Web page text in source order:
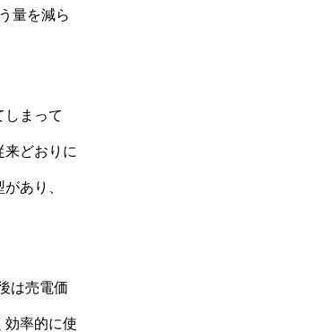
量を減ら
しまって
来どおりに
あり、
は売電価
効率的に使